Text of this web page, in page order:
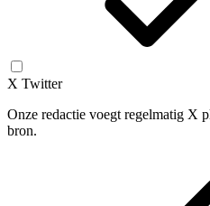
X Twitter
Onze redactie voegt regelmatig X
bron.